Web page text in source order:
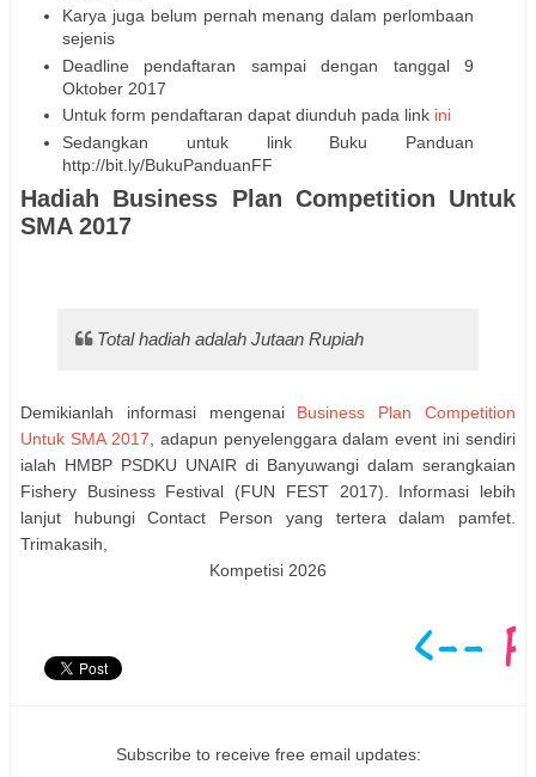
Karya juga belum pernah menang dalam perlombaan
sejenis
Deadline pendaftaran sampai dengan tanggal 9
Oktober 2017
Untuk form pendaftaran dapat diunduh pada link ini
Sedangkan untuk link Buku Panduan
http://bit.ly/BukuPanduanFF
Hadiah Business Plan Competition Untuk
SMA 2017
Total hadiah adalah Jutaan Rupiah
Demikianlah informasi mengenai Business Plan Competition
Untuk SMA 2017 , adapun penyelenggara dalam event ini sendiri
ialah HMBP PSDKU UNAIR di Banyuwangi dalam serangkaian
Fishery Business Festival (FUN FEST 2017). Informasi lebih
lanjut hubungi Contact Person yang tertera dalam pamfet.
Trimakasih,
Kompetisi 2026
Subscribe to receive free email updates: